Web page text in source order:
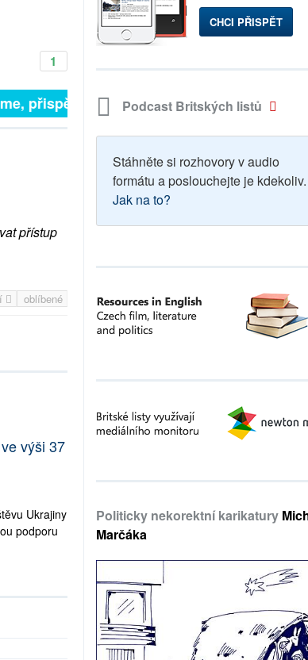
1
přispějte. ➥
přístup
oblíbené
výši 37
Ukrajiny
podporu
CHCI PŘISPĚT
Podcast Britských listů
Stáhněte si rozhovory v audio
formátu a poslouchejte je kdekoliv.
Jak na to?
Politicky nekorektní karikatury
Marčáka